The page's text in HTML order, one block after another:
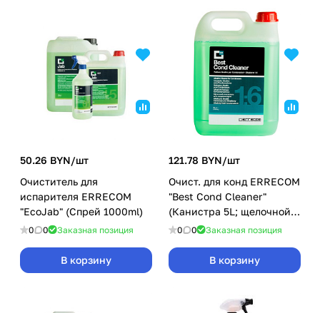
50.26 BYN/шт
Очиститель для
испарителя ERRECOM
"EcoJab" (Спрей 1000ml)
0 0 Заказная позиция
В корзину
121.78 BYN/шт
Очист. для конд ERRECOM
"Best Cond Cleaner"
(Канистра 5L; щелочной
концентрат 1:6)
0 0 Заказная позиция
В корзину